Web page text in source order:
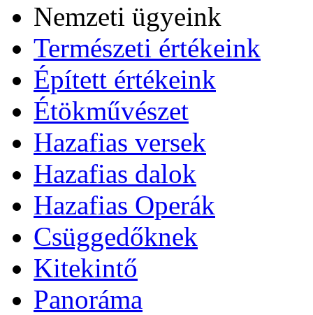
Nemzeti ügyeink
Természeti értékeink
Épített értékeink
Étökművészet
Hazafias versek
Hazafias dalok
Hazafias Operák
Csüggedőknek
Kitekintő
Panoráma